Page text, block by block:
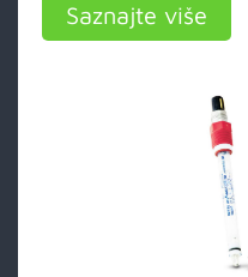
Saznajte više